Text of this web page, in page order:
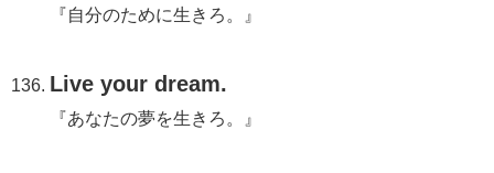
『自分のために生きろ。』
Live your dream.
『あなたの夢を生きろ。』